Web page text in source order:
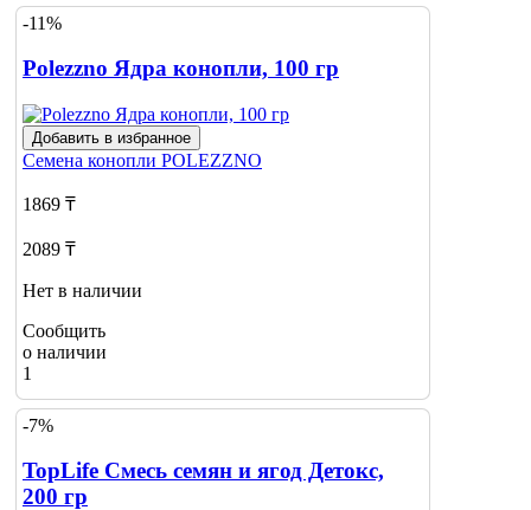
-11%
Polezzno Ядра конопли, 100 гр
Добавить в избранное
Семена конопли POLEZZNO
1869 ₸
2089 ₸
Нет в наличии
Сообщить
о наличии
1
-7%
TopLife Смесь семян и ягод Детокс,
200 гр